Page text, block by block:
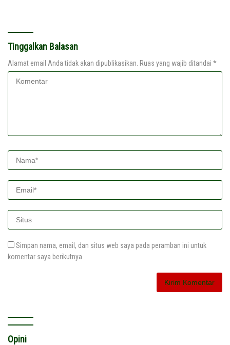
Tinggalkan Balasan
Alamat email Anda tidak akan dipublikasikan. Ruas yang wajib ditandai *
Simpan nama, email, dan situs web saya pada peramban ini untuk
komentar saya berikutnya.
Opini